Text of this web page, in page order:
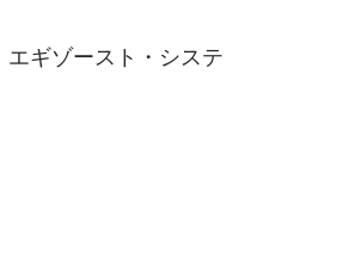
ギゾースト・システ